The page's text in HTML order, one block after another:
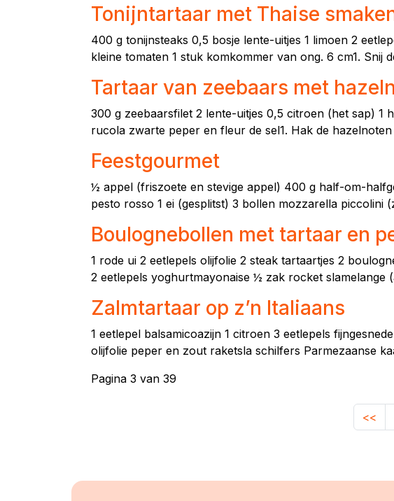
Tonijntartaar met Thaise
400 g tonijnsteaks 0,5 bosje lente-uitjes 1 limoen 2
kleine tomaten 1 stuk komkommer van ong. 6 cm1. Snij
Tartaar van zeebaars met
300 g zeebaarsfilet 2 lente-uitjes 0,5 citroen (het sap) 1
rucola zwarte peper en fleur de sel1. Hak de
Feestgourmet
½ appel (friszoete en stevige appel) 400 g half-om-
pesto rosso 1 ei (gesplitst) 3 bollen mozzarella piccolini
Boulognebollen met tartaar en
1 rode ui 2 eetlepels olijfolie 2 steak tartaartjes 2
2 eetlepels yoghurtmayonaise ½ zak rocket slamelange
Zalmtartaar op z’n Italiaans
1 eetlepel balsamicoazijn 1 citroen 3 eetlepels
olijfolie peper en zout raketsla schilfers Parmezaanse
Pagina 3 van 39
<<